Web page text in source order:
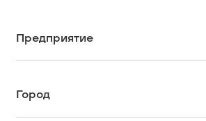
Предприятие
Город